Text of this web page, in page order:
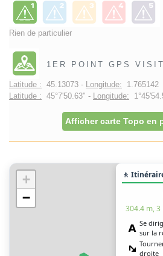
Rien de particulier
1ER POINT GPS
Latitude : 45.13073 - Longitude: 1.765142
Latitude : 45°7'50.63" - Longitude:
Afficher carte Topo en
+
−
🚶
304.4 m, 3
Se
sur la
droite